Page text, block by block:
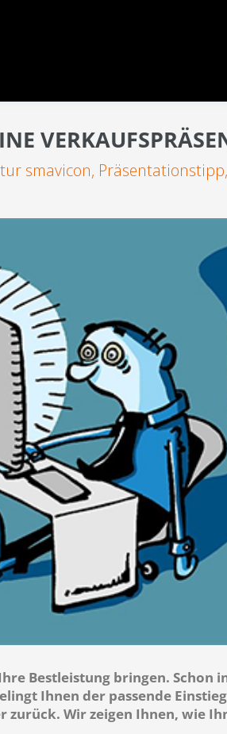
smavicon, Präsentationstipp,
Bestleistung bringen. Schon
Ihnen der passende
Wir zeigen Ihnen, wie